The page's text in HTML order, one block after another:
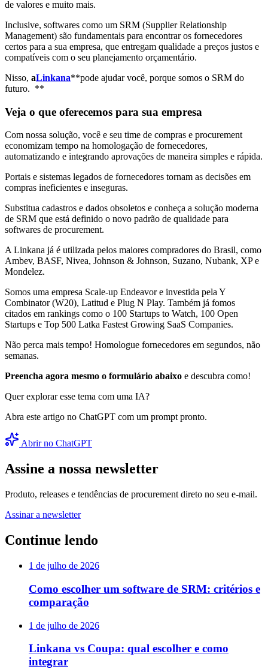
de valores e muito mais.
Inclusive, softwares como um SRM (Supplier Relationship
Management) são fundamentais para encontrar os fornecedores
certos para a sua empresa, que entregam qualidade a preços justos e
compatíveis com o seu planejamento orçamentário.
Nisso, aLinkana**pode ajudar você, porque somos o SRM do
futuro. **
Veja o que oferecemos para sua empresa
Com nossa solução, você e seu time de compras e procurement
economizam tempo na homologação de fornecedores,
automatizando e integrando aprovações de maneira simples e rápida.
Portais e sistemas legados de fornecedores tornam as decisões em
compras ineficientes e inseguras.
Substitua cadastros e dados obsoletos e conheça a solução moderna
de SRM que está definido o novo padrão de qualidade para
softwares de procurement.
A Linkana já é utilizada pelos maiores compradores do Brasil, como
Ambev, BASF, Nivea, Johnson & Johnson, Suzano, Nubank, XP e
Mondelez.
Somos uma empresa Scale-up Endeavor e investida pela Y
Combinator (W20), Latitud e Plug N Play. Também já fomos
citados em rankings como o 100 Startups to Watch, 100 Open
Startups e Top 500 Latka Fastest Growing SaaS Companies.
Não perca mais tempo! Homologue fornecedores em segundos, não
semanas.
Preencha agora mesmo o formulário abaixo e descubra como!
Quer explorar esse tema com uma IA?
Abra este artigo no ChatGPT com um prompt pronto.
Abrir no ChatGPT
Assine a nossa newsletter
Produto, releases e tendências de procurement direto no seu e-mail.
Assinar a newsletter
Continue lendo
1 de julho de 2026
Como escolher um software de SRM: critérios e
comparação
1 de julho de 2026
Linkana vs Coupa: qual escolher e como
integrar